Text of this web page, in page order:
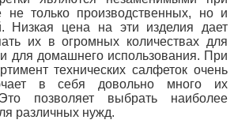
не только производственных, но и
Низкая цена на эти изделия дает
их в огромных количествах для
для домашнего использования. При
технических салфеток очень
в себя довольно много их
позволяет выбрать наиболее
различных нужд.